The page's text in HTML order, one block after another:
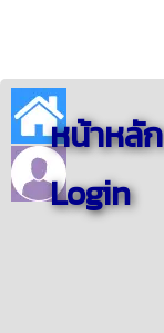
หน้าหลัก
Login